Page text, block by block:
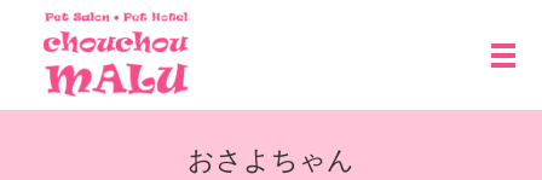
メ
おさよちゃん